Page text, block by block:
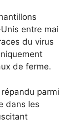
entre mai
du virus
de ferme.
parmi
dans les